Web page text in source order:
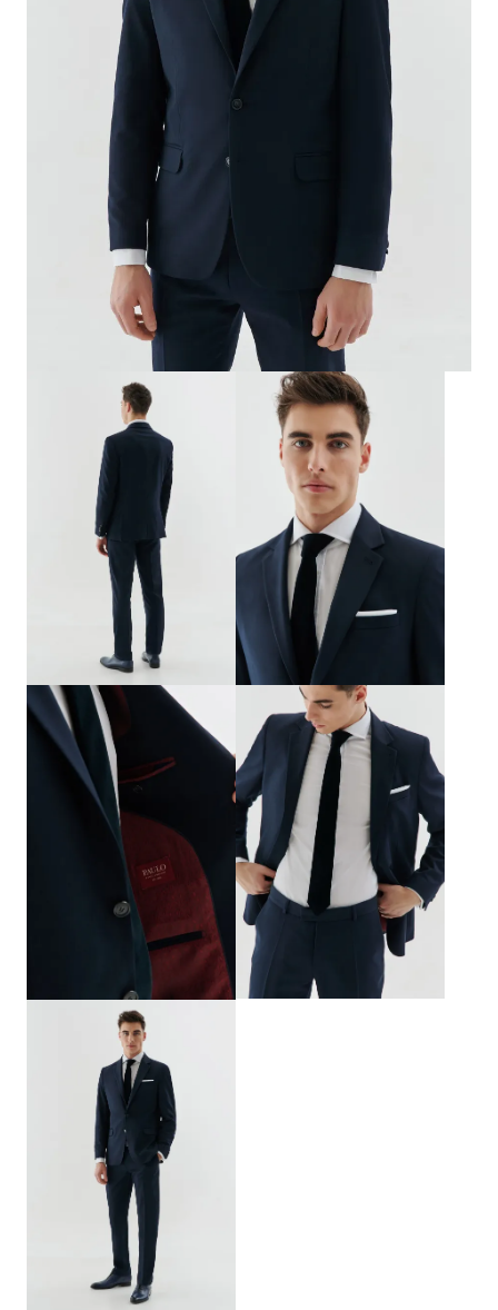
Biznes i uroczystości
Ostatnie sztuki do -80%
⏳ Topniejące rabaty: -59%